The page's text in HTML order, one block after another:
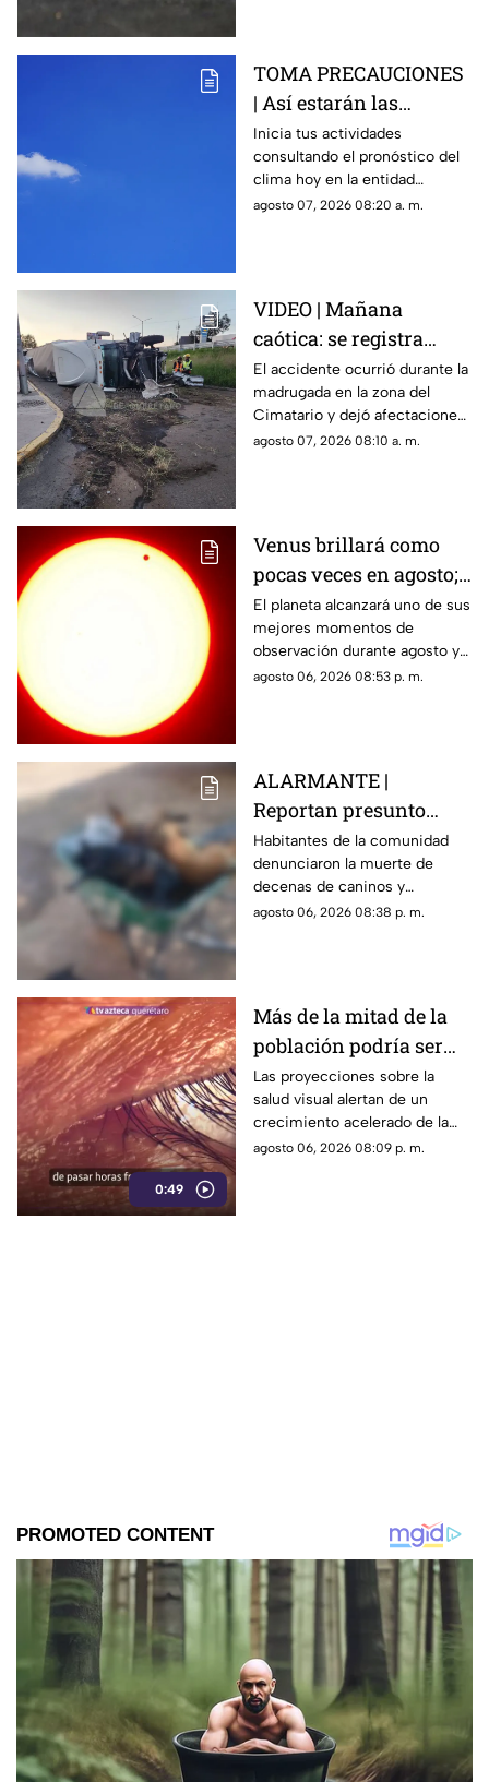
TOMA PRECAUCIONES
| Así estarán las
condiciones del clima
HOY en Querétaro
Inicia tus actividades
consultando el pronóstico del
clima hoy en la entidad
queretana y sus municipios.
agosto 07, 2026 08:20 a. m.
VIDEO | Mañana
caótica: se registra
volcadura de tráiler en
la carretera 57 rumbo a
Celaya
El accidente ocurrió durante la
madrugada en la zona del
Cimatario y dejó afectaciones
en el sitio, aunque no se
agosto 07, 2026 08:10 a. m.
Venus brillará como
pocas veces en agosto;
a esta hora podrás
verlo durante este mes
El planeta alcanzará uno de sus
mejores momentos de
observación durante agosto y
podrá distinguirse sin
agosto 06, 2026 08:53 p. m.
ALARMANTE |
Reportan presunto
env3nen4miento de al
menos 23 perros en
esta zona de Querétaro:
IMAGENES SENSIBLES
Habitantes de la comunidad
denunciaron la muerte de
decenas de caninos y
solicitaron que se esclarezcan
agosto 06, 2026 08:38 p. m.
0:49
Más de la mitad de la
población podría ser
miope en 2050;
especialistas advierten
las causas
Las proyecciones sobre la
salud visual alertan de un
crecimiento acelerado de la
miopía y señalan que pasar
agosto 06, 2026 08:09 p. m.